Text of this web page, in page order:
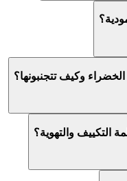
وكيف تتجنبونها؟
التكييف والتهوية؟